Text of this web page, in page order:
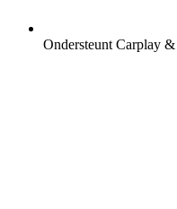
Ondersteunt Carplay